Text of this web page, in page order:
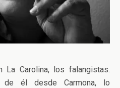
La Carolina, los falangistas.
de él desde Carmona, lo